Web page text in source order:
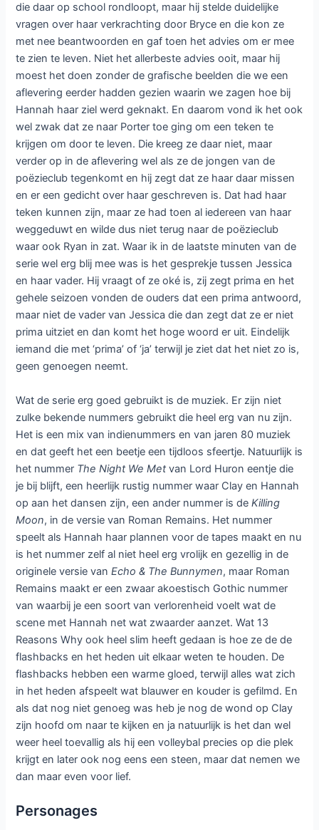
die daar op school rondloopt, maar hij stelde duidelijke
vragen over haar verkrachting door Bryce en die kon ze
met nee beantwoorden en gaf toen het advies om er mee
te zien te leven. Niet het allerbeste advies ooit, maar hij
moest het doen zonder de grafische beelden die we een
aflevering eerder hadden gezien waarin we zagen hoe bij
Hannah haar ziel werd geknakt. En daarom vond ik het ook
wel zwak dat ze naar Porter toe ging om een teken te
krijgen om door te leven. Die kreeg ze daar niet, maar
verder op in de aflevering wel als ze de jongen van de
poëzieclub tegenkomt en hij zegt dat ze haar daar missen
en er een gedicht over haar geschreven is. Dat had haar
teken kunnen zijn, maar ze had toen al iedereen van haar
weggeduwt en wilde dus niet terug naar de poëzieclub
waar ook Ryan in zat. Waar ik in de laatste minuten van de
serie wel erg blij mee was is het gesprekje tussen Jessica
en haar vader. Hij vraagt of ze oké is, zij zegt prima en het
gehele seizoen vonden de ouders dat een prima antwoord,
maar niet de vader van Jessica die dan zegt dat ze er niet
prima uitziet en dan komt het hoge woord er uit. Eindelijk
iemand die met ‘prima’ of ‘ja’ terwijl je ziet dat het niet zo is,
geen genoegen neemt.
Wat de serie erg goed gebruikt is de muziek. Er zijn niet
zulke bekende nummers gebruikt die heel erg van nu zijn.
Het is een mix van indienummers en van jaren 80 muziek
en dat geeft het een beetje een tijdloos sfeertje. Natuurlijk is
het nummer The Night We Metvan Lord Huron eentje die
je bij blijft, een heerlijk rustig nummer waar Clay en Hannah
op aan het dansen zijn, een ander nummer is deKilling
Moon, in de versie van Roman Remains. Het nummer
speelt als Hannah haar plannen voor de tapes maakt en nu
is het nummer zelf al niet heel erg vrolijk en gezellig in de
originele versie vanEcho & The Bunnymen, maar Roman
Remains maakt er een zwaar akoestisch Gothic nummer
van waarbij je een soort van verlorenheid voelt wat de
scene met Hannah net wat zwaarder aanzet. Wat 13
Reasons Why ook heel slim heeft gedaan is hoe ze de de
flashbacks en het heden uit elkaar weten te houden. De
flashbacks hebben een warme gloed, terwijl alles wat zich
in het heden afspeelt wat blauwer en kouder is gefilmd. En
als dat nog niet genoeg was heb je nog de wond op Clay
zijn hoofd om naar te kijken en ja natuurlijk is het dan wel
weer heel toevallig als hij een volleybal precies op die plek
krijgt en later ook nog eens een steen, maar dat nemen we
dan maar even voor lief.
Personages